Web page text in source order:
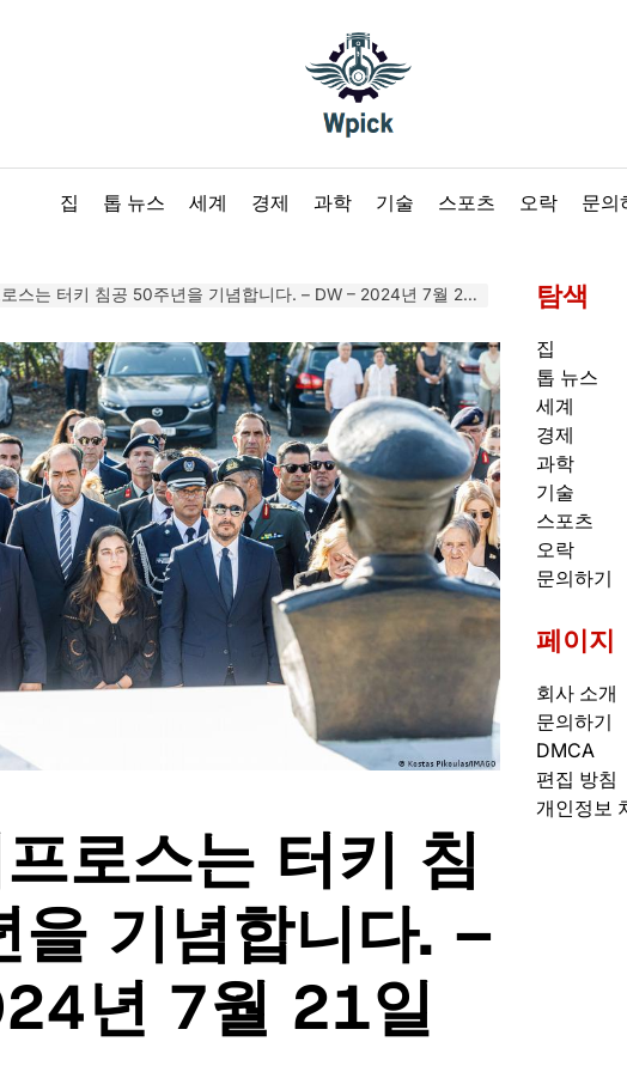
집
톱 뉴스 세계 경제 과학 기술 스포츠 오락 문의
스는 터키 침공 50주년을 기념합니다. – DW – 2024년 7월 21일
로스는 터키 침
기념합니다. –
년 7월 21일
탐색
집
톱 뉴스
세계
경제
과학
기술
스포츠
오락
문의하기
페이지
회사 소개
문의하기
DMCA
편집 방침
개인정보